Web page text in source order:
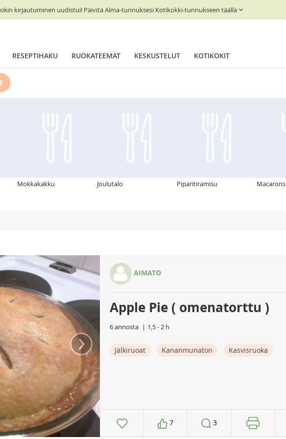
kirjautuminen uudistui! Päivitä Alma-tunnuksesi Kotikokki-tunnukseen täällä
RESEPTIHAKU RUOKATEEMAT KESKUSTELUT KOTIKOKIT
Mokkakakku Joulutalo Piparitiramisu Macarons
›
AIMATO
Apple Pie ( omenatorttu )
6 annosta 1,5 - 2 h
Jälkiruoat Kananmunaton Kasvisruoka
7 3